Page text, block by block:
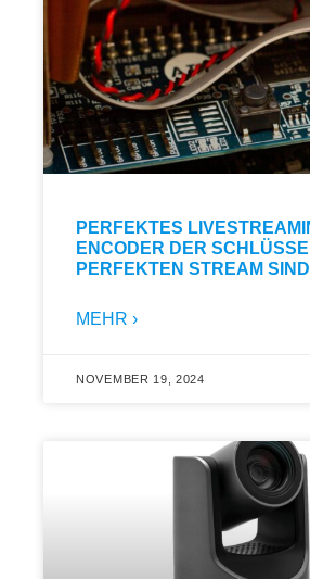
PERFEKTES
ENCODER DER
PERFEKTEN STREAM SIND
MEHR ›
NOVEMBER 19, 2024